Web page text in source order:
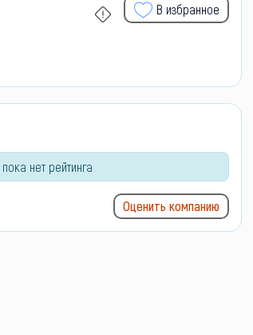
В избранное
нет рейтинга
Оценить компанию